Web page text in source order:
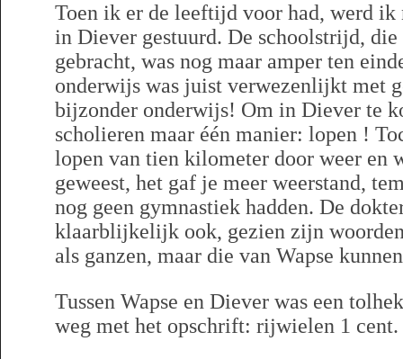
Toen ik er de leeftijd voor had, werd
in Diever gestuurd. De schoolstrijd, die
gebracht, was nog maar amper ten
onderwijs was juist verwezenlijkt met
bijzonder onderwijs! Om in Diever te
scholieren maar één manier: lopen !
lopen van tien kilometer door weer en
geweest, het gaf je meer weerstand,
nog geen gymnastiek hadden. De
klaarblijkelijk ook, gezien zijn
als ganzen, maar die van Wapse
Tussen Wapse en Diever was een
weg met het opschrift: rijwielen 1 cent.